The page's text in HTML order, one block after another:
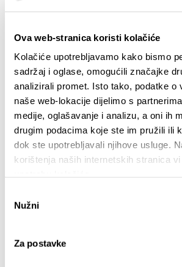
Ova web-stranica koristi kolačiće
Kolačiće upotrebljavamo kako bismo
sadržaj i oglase, omogućili značajke
analizirali promet. Isto tako, podatke o
naše web-lokacije dijelimo s
medije, oglašavanje i analizu, a oni ih
drugim podacima koje ste im pružili ili
dok ste upotrebljavali njihove usluge.
korištenja naših internetskih stranica
pristanka
Nužni
Za postavke
STUPA NA SNAGU POČETKOM
INFORMACIJA – IZDAVANJE
BROJA